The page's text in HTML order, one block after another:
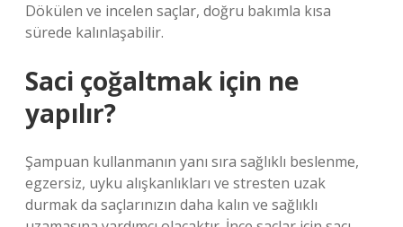
Dökülen ve incelen saçlar, doğru bakımla kısa
sürede kalınlaşabilir.
Saci çoğaltmak için ne
yapılır?
Şampuan kullanmanın yanı sıra sağlıklı beslenme,
egzersiz, uyku alışkanlıkları ve stresten uzak
durmak da saçlarınızın daha kalın ve sağlıklı